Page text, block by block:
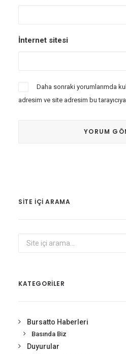
İnternet sitesi
Daha sonraki yorumlarımda
adresim ve site adresim bu
SITE IÇI ARAMA
KATEGORİLER
Bursatto Haberleri
Basında Biz
Duyurular